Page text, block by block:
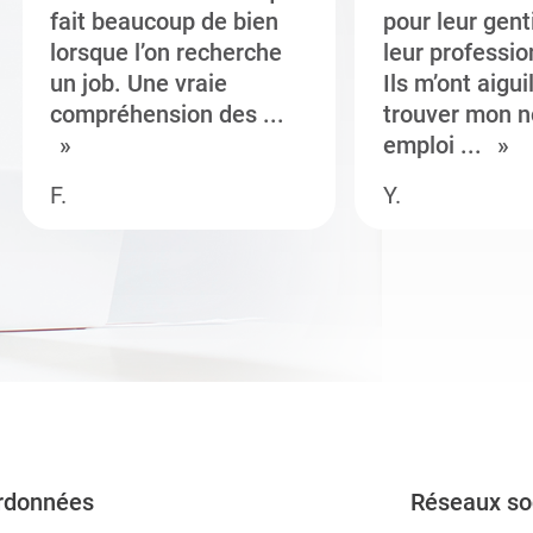
fait beaucoup de bien
lorsque l’on recherche
un job. Une vraie
compréhension des ...
F.
pour leur
leur
Ils m’ont
trouver mon
emploi ...
Y.
Réseaux